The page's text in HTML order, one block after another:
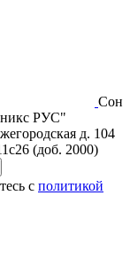
Сон
РУС"
д. 104
(доб. 2000)
с политикой